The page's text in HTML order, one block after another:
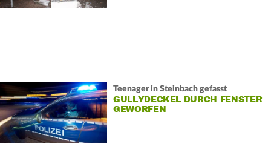
Teenager in Steinbach gefasst
GULLYDECKEL DURCH FENSTER
GEWORFEN